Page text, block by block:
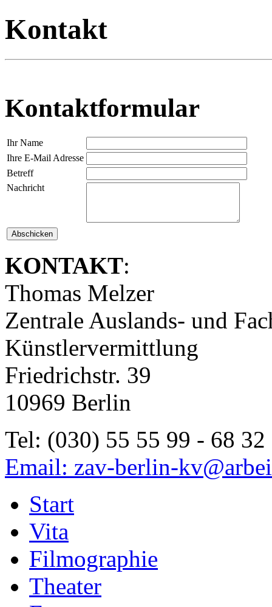
Kontakt
Kontaktformular
Ihr Name
Ihre E-Mail Adresse
Betreff
Nachricht
KONTAKT:
Thomas Melzer
Zentrale Auslands- und
Künstlervermittlung
Friedrichstr. 39
10969 Berlin
Tel: (030) 55 55 99 - 68 32
Email: zav-berlin-
Start
Vita
Filmographie
Theater